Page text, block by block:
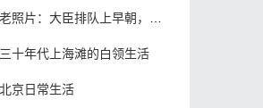
大臣排队上早朝，格格承包晚清最高颜值
十年代上海滩的白领生活
京日常生活